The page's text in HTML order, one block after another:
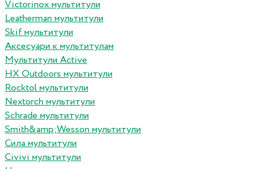
Victorinox мультитули
Leatherman мультитули
Skif мультитули
Аксесуари к мультитулам
Мультитули Active
HX Outdoors мультитули
Rocktol мультитули
Nextorch мультитули
Schrade мультитули
Smith&amp;Wesson мультитули
Сила мультитули
Civivi мультитули